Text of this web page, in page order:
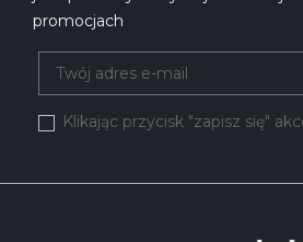
promocjach
Klikając przycisk "zapisz się"